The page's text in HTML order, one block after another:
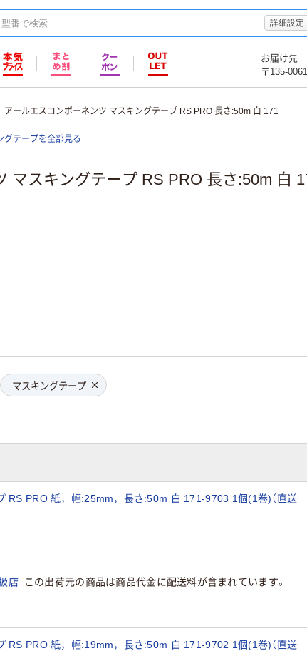
詳細設定
お届け先
〒135-0061
アールエスコンポーネンツ マスキングテープ RS PRO 長さ:50m 白 171
グテープを全部見る
マスキングテープ RS PRO 長さ:50m 白
マスキングテープ
RS PRO 紙，幅:25mm，長さ:50m 白 171-9703 1個(1巻)（直送
店 この出荷元の商品は商品代金に配送料が含まれています。
RS PRO 紙，幅:19mm，長さ:50m 白 171-9702 1個(1巻)（直送